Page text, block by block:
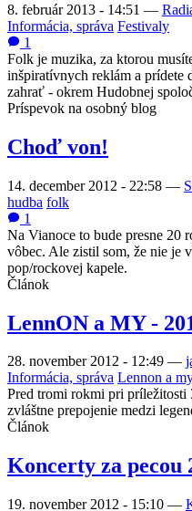
8. február 2013 - 14:51 —
Informácia, správa Festivaly
1
Folk je muzika, za ktorou
inšpiratívnych reklám a prídete
zahrať - okrem Hudobnej
Príspevok na osobný blog
Choď von!
14. december 2012 - 22:58 —
hudba folk
1
Na Vianoce to bude presne 20
vôbec. Ale zistil som, že nie je
pop/rockovej kapele.
Článok
LennON a MY -
28. november 2012 - 12:49 —
Informácia, správa Lennon a
Pred tromi rokmi pri príležitosti
zvláštne prepojenie medzi
Článok
Koncerty za pecou
19. november 2012 - 15:10 —